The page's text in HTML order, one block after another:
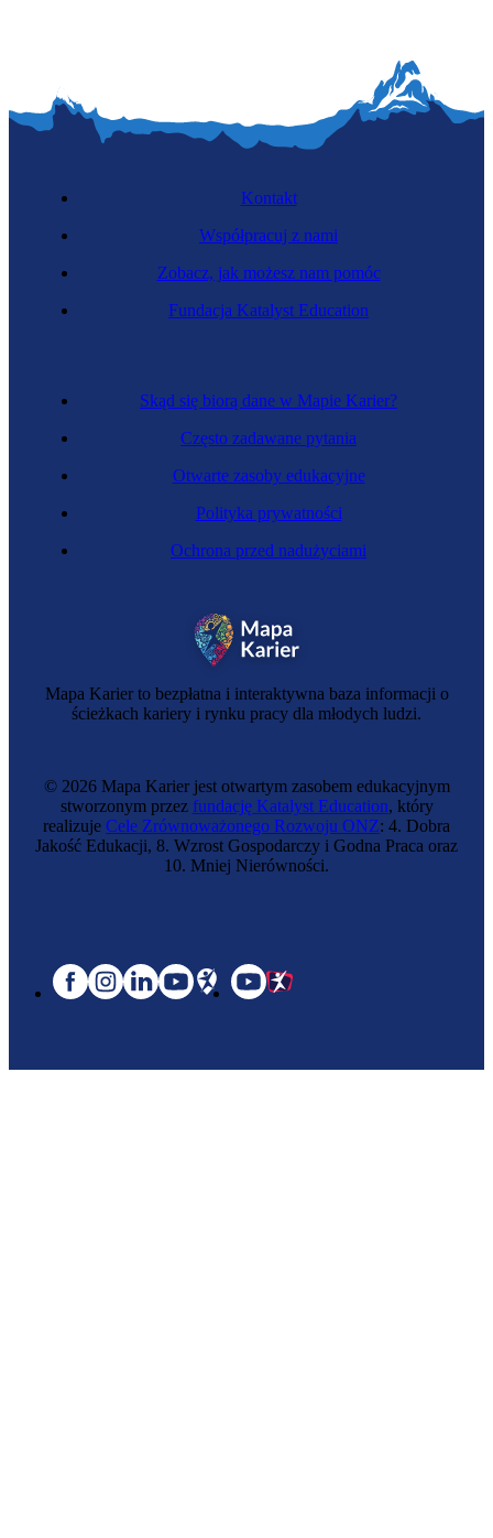
Mapa Karier to bezpłatna i interaktywna baza informacji o
ścieżkach kariery i rynku pracy dla młodych ludzi.
Skąd się biorą dane w Mapie Karier?
Często zadawane pytania
Otwarte zasoby edukacyjne
Polityka prywatności
Ochrona przed nadużyciami
Kontakt
Współpracuj z nami
Zobacz, jak możesz nam pomóc
Fundacja Katalyst Education
© 2026 Mapa Karier jest otwartym zasobem edukacyjnym
stworzonym przez fundację Katalyst Education, który
realizuje Cele Zrównoważonego Rozwoju ONZ: 4. Dobra
Jakość Edukacji, 8. Wzrost Gospodarczy i Godna Praca oraz
10. Mniej Nierówności.